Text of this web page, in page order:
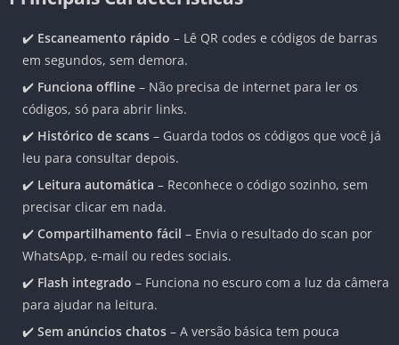
✔️ Escaneamento rápido – Lê QR codes e códigos de barras
em segundos, sem demora.
✔️ Funciona offline – Não precisa de internet para ler os
códigos, só para abrir links.
✔️ Histórico de scans – Guarda todos os códigos que você já
leu para consultar depois.
✔️ Leitura automática – Reconhece o código sozinho, sem
precisar clicar em nada.
✔️ Compartilhamento fácil – Envia o resultado do scan por
WhatsApp, e-mail ou redes sociais.
✔️ Flash integrado – Funciona no escuro com a luz da câmera
para ajudar na leitura.
✔️ Sem anúncios chatos – A versão básica tem pouca